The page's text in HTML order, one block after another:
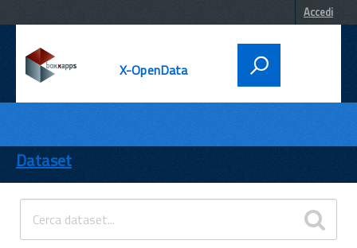
Accedi
X-OpenData
ENTI
TEMI
INFORMAZIONI
Dataset